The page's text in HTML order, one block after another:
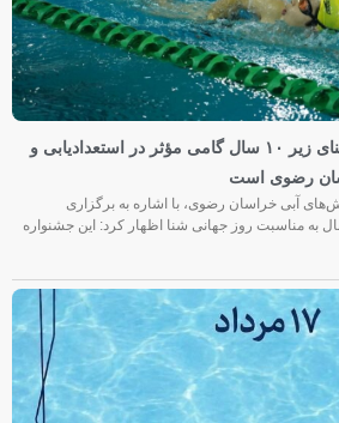
حسین گرایلی: جشنواره شنای زیر ۱۰ سال گامی مؤثر در استعدادیابی و
رضوی است
آبی خراسان رضوی، با اشاره به برگزاری
شنای پسران زیر ۱۰ سال به مناسبت روز جهانی شنا اظهار کرد: این جشنواره